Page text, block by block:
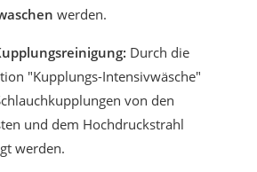
werden.
Durch die
"Kupplungs-Intensivwäsche"
von den
und dem Hochdruckstrahl
werden.